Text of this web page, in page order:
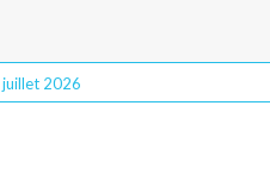
juillet 2026